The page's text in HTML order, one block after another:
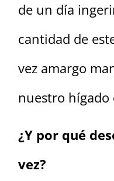
de un día
cantidad de
vez amargo
nuestro hígado
¿Y por qué
vez?